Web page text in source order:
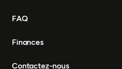
FAQ
Finances
Contactez-nous